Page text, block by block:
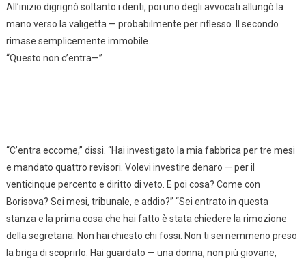
All’inizio digrignò soltanto i denti, poi uno degli avvocati allungò la
mano verso la valigetta — probabilmente per riflesso. Il secondo
rimase semplicemente immobile.
“Questo non c’entra—”
“C’entra eccome,” dissi. “Hai investigato la mia fabbrica per tre mesi
e mandato quattro revisori. Volevi investire denaro — per il
venticinque percento e diritto di veto. E poi cosa? Come con
Borisova? Sei mesi, tribunale, e addio?” “Sei entrato in questa
stanza e la prima cosa che hai fatto è stata chiedere la rimozione
della segretaria. Non hai chiesto chi fossi. Non ti sei nemmeno preso
la briga di scoprirlo. Hai guardato — una donna, non più giovane,